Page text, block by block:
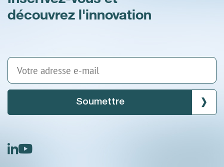
découvrez l'innovation
Soumettre
linkedinyoutube